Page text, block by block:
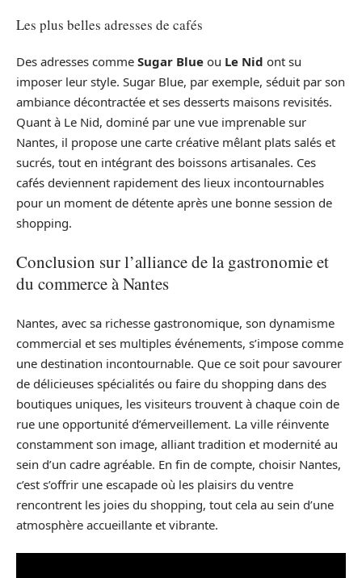
Les plus belles adresses de cafés
Des adresses comme Sugar Blue ou Le Nid ont su
imposer leur style. Sugar Blue, par exemple, séduit par son
ambiance décontractée et ses desserts maisons revisités.
Quant à Le Nid, dominé par une vue imprenable sur
Nantes, il propose une carte créative mêlant plats salés et
sucrés, tout en intégrant des boissons artisanales. Ces
cafés deviennent rapidement des lieux incontournables
pour un moment de détente après une bonne session de
shopping.
Conclusion sur l’alliance de la gastronomie et
du commerce à Nantes
Nantes, avec sa richesse gastronomique, son dynamisme
commercial et ses multiples événements, s’impose comme
une destination incontournable. Que ce soit pour savourer
de délicieuses spécialités ou faire du shopping dans des
boutiques uniques, les visiteurs trouvent à chaque coin de
rue une opportunité d’émerveillement. La ville réinvente
constamment son image, alliant tradition et modernité au
sein d’un cadre agréable. En fin de compte, choisir Nantes,
c’est s’offrir une escapade où les plaisirs du ventre
rencontrent les joies du shopping, tout cela au sein d’une
atmosphère accueillante et vibrante.